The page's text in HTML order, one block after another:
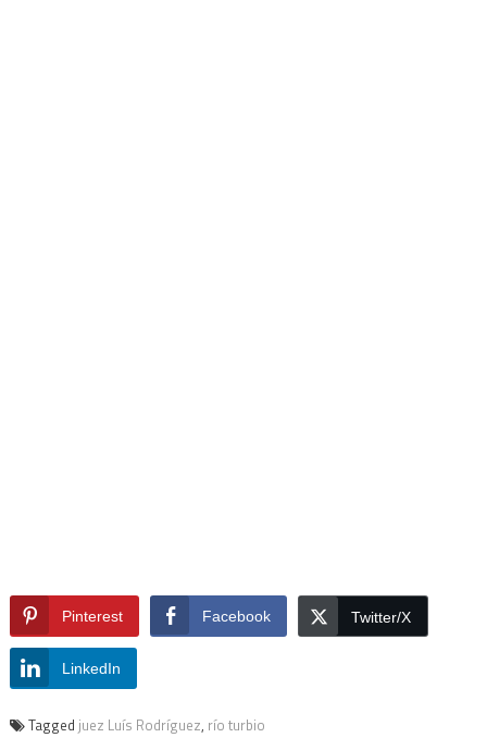
Pinterest Facebook Twitter/X
LinkedIn
Tagged juez Luís Rodríguez, río turbio